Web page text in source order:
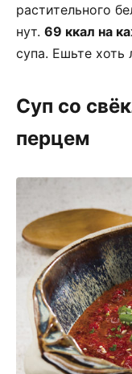
растительного
нут. 69 ккал на
супа. Ешьте хоть
Суп со
перцем